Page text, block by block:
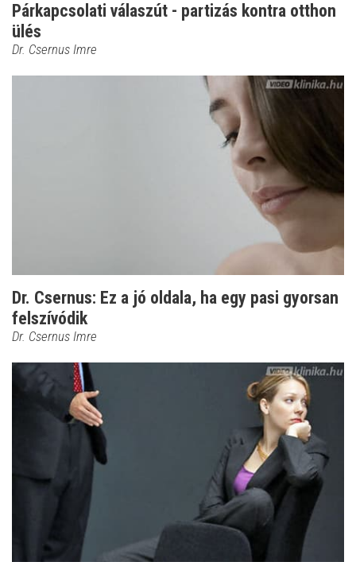
Párkapcsolati válaszút - partizás kontra otthon
ülés
Dr. Csernus Imre
Dr. Csernus: Ez a jó oldala, ha egy pasi gyorsan
felszívódik
Dr. Csernus Imre